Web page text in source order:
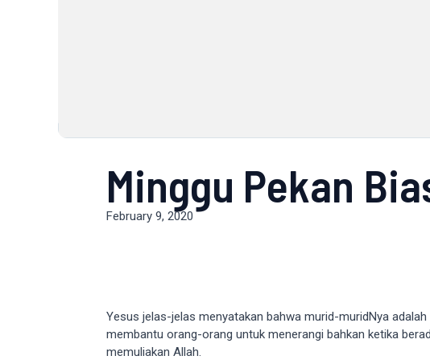
Minggu Pekan
February 9, 2020
Yesus jelas-jelas menyatakan bahwa murid-muridNya
membantu orang-orang untuk menerangi bahkan ketika
memuliakan Allah.